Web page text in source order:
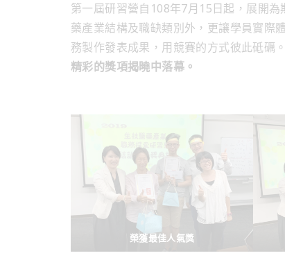
第一屆研習營自108年7月15日起，展開
藥產業結構及職缺類別外，更讓學員實際
務製作發表成果，用競賽的方式彼此砥礪。
精彩的獎項揭曉中落幕。
榮獲最佳人氣獎